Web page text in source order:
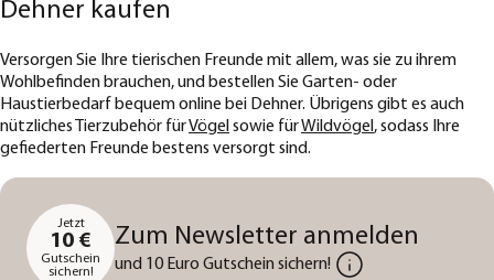
Dehner kaufen
Versorgen Sie Ihre tierischen Freunde mit allem, was sie zu ihrem
Wohlbefinden brauchen, und bestellen Sie Garten- oder
Haustierbedarf bequem online bei Dehner. Übrigens gibt es auch
nützliches Tierzubehör fürVögel sowie fürWildvögel , sodass Ihre
gefiederten Freunde bestens versorgt sind.
Jetzt
10 €
Gutschein
sichern!
Zum Newsletter anmelden
und 10 Euro Gutschein sichern!